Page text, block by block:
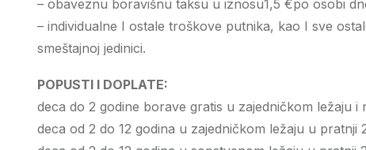
– obaveznu boravišnu taksu u iznosu1,5 €po osobi
– individualne I ostale troškove putnika, kao I sve
smeštajnoj jedinici.
POPUSTI I DOPLATE:
deca do 2 godine borave gratis u zajedničkom ležaju i
deca od 2 do 12 godina u zajedničkom ležaju u